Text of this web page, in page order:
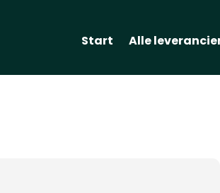
Start Alle